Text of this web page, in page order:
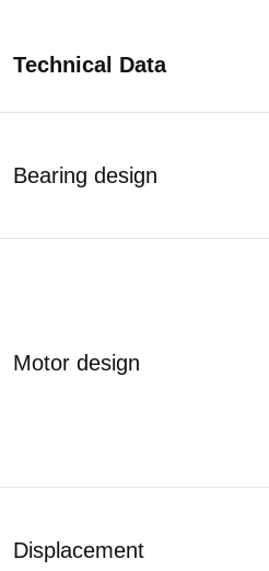
Technical Data
Bearing design
Motor design
Displacement